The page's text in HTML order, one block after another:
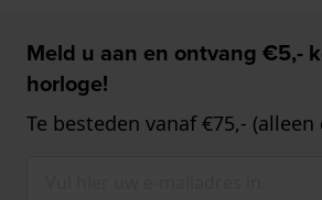
Meld u aan en ontvang €5,-
horloge!
Te besteden vanaf €75,-